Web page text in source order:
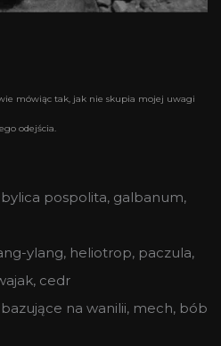
mówiąc tak, jak nie skupia mojej uwagi
odejścia.
pospolita, galbanum,
ylang, heliotrop, paczula,
cedr
na wanilii, mech, bób